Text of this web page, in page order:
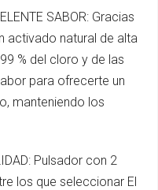
SABOR: Gracias
activado natural de alta
% del cloro y de las
para ofrecerte un
manteniendo los
Pulsador con 2
los que seleccionar El